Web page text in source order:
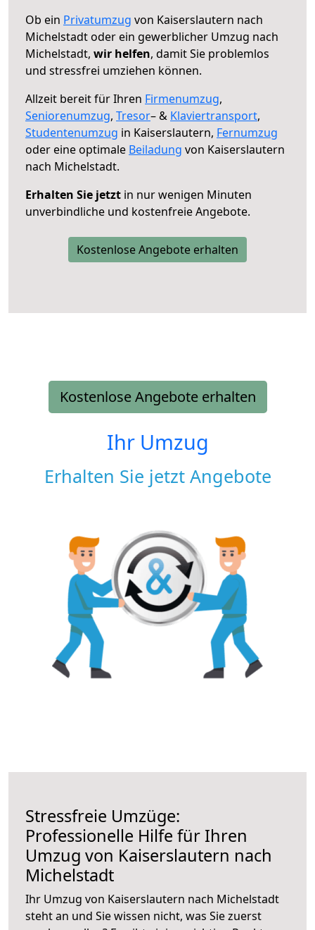
Ob ein Privatumzug von Kaiserslautern nach
Michelstadt oder ein gewerblicher Umzug nach
Michelstadt, wir helfen, damit Sie problemlos
und stressfrei umziehen können.
Allzeit bereit für Ihren Firmenumzug,
Seniorenumzug, Tresor– & Klaviertransport,
Studentenumzug in Kaiserslautern, Fernumzug
oder eine optimale Beiladung von Kaiserslautern
nach Michelstadt.
Erhalten Sie jetzt in nur wenigen Minuten
unverbindliche und kostenfreie Angebote.
Kostenlose Angebote erhalten
Kostenlose Angebote erhalten
Ihr Umzug
Erhalten Sie jetzt Angebote
Stressfreie Umzüge:
Professionelle Hilfe für Ihren
Umzug von Kaiserslautern nach
Michelstadt
Ihr Umzug von Kaiserslautern nach Michelstadt
steht an und Sie wissen nicht, was Sie zuerst